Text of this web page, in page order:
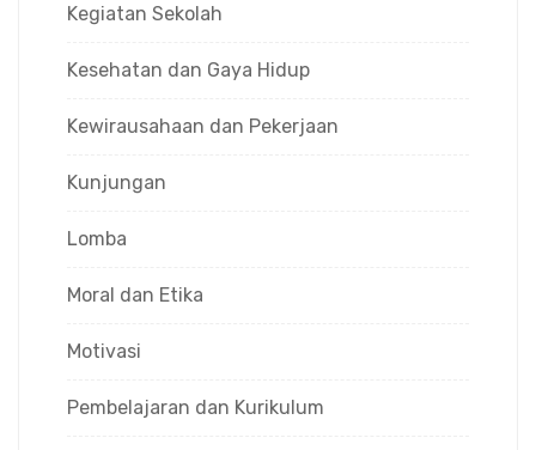
Kegiatan Sekolah
Kesehatan dan Gaya Hidup
Kewirausahaan dan Pekerjaan
Kunjungan
Lomba
Moral dan Etika
Motivasi
Pembelajaran dan Kurikulum